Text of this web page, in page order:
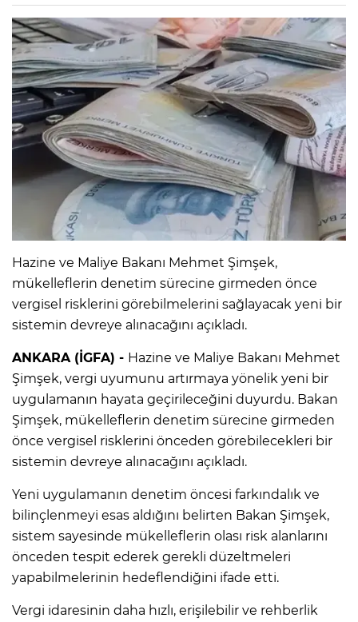
Hazine ve Maliye Bakanı Mehmet Şimşek,
mükelleflerin denetim sürecine girmeden önce
vergisel risklerini görebilmelerini sağlayacak yeni bir
sistemin devreye alınacağını açıkladı.
ANKARA (İGFA) - Hazine ve Maliye Bakanı Mehmet
Şimşek, vergi uyumunu artırmaya yönelik yeni bir
uygulamanın hayata geçirileceğini duyurdu. Bakan
Şimşek, mükelleflerin denetim sürecine girmeden
önce vergisel risklerini önceden görebilecekleri bir
sistemin devreye alınacağını açıkladı.
Yeni uygulamanın denetim öncesi farkındalık ve
bilinçlenmeyi esas aldığını belirten Bakan Şimşek,
sistem sayesinde mükelleflerin olası risk alanlarını
önceden tespit ederek gerekli düzeltmeleri
yapabilmelerinin hedeflendiğini ifade etti.
Vergi idaresinin daha hızlı, erişilebilir ve rehberlik